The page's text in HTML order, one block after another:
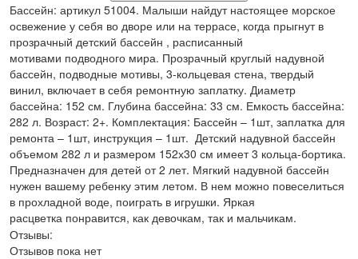
Бассейн: артикул 51004. Малыши найдут настоящее морское
освежение у себя во дворе или на террасе, когда прыгнут в
прозрачный детский бассейн , расписанный
мотивами подводного мира. Прозрачный круглый надувной
бассейн, подводные мотивы, 3-кольцевая стена, твердый
винил, включает в себя ремонтную заплатку. Диаметр
бассейна: 152 см. Глубина бассейна: 33 см. Емкость бассейна:
282 л. Возраст: 2+. Комплектация: Бассейн – 1шт, заплатка для
ремонта – 1шт, инструкция – 1шт. Детский надувной бассейн
объемом 282 л и размером 152х30 см имеет 3 кольца-бортика.
Предназначен для детей от 2 лет. Мягкий надувной бассейн
нужен вашему ребенку этим летом. В нем можно повеселиться
в прохладной воде, поиграть в игрушки. Яркая
расцветка понравится, как девочкам, так и мальчикам.
Отзывы:
Отзывов пока нет